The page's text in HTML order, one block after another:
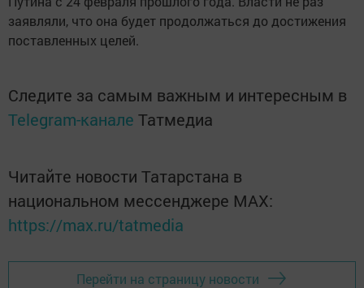
заявляли, что она будет продолжаться до достижения
поставленных целей.
Следите за самым важным и интересным в
Telegram-канале Татмедиа
Читайте новости Татарстана в
национальном мессенджере MАХ:
https://max.ru/tatmedia
Перейти на страницу новости